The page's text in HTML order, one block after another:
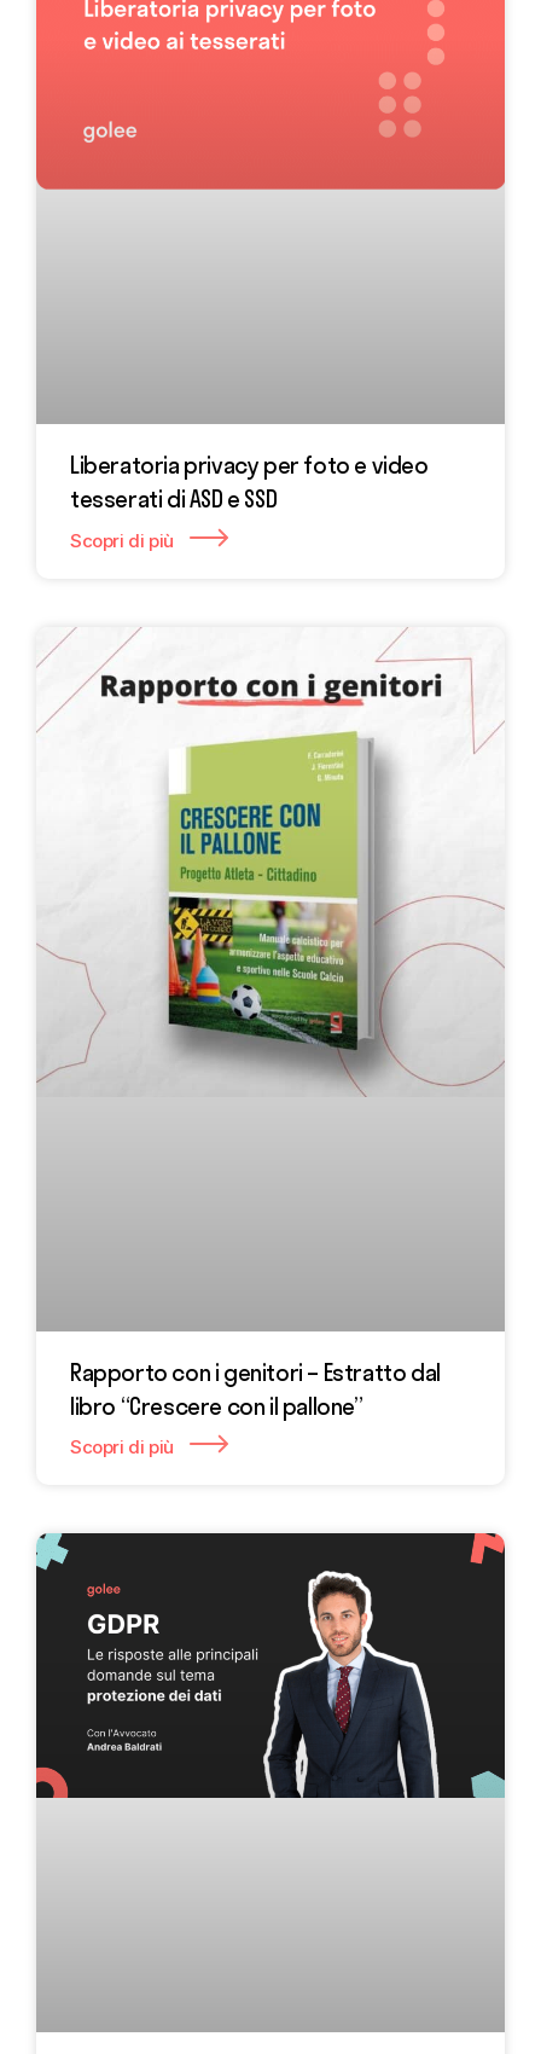
Liberatoria privacy per foto e video
tesserati di ASD e SSD
Scopri di più
Rapporto con i genitori – Estratto dal
libro “Crescere con il pallone”
Scopri di più